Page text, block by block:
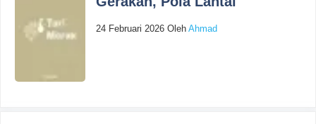
24 Februari 2026 Oleh Ahmad